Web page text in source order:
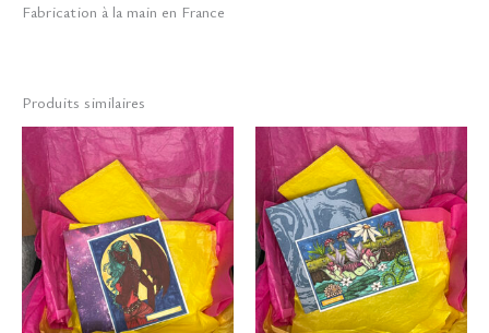
Fabrication à la main en France
Produits similaires